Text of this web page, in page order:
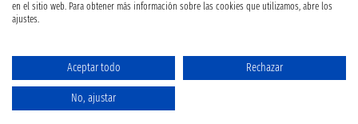
en el sitio web. Para obtener más información sobre las cookies que utilizamos, abre los
ajustes.
Aceptar todo Rechazar
No, ajustar